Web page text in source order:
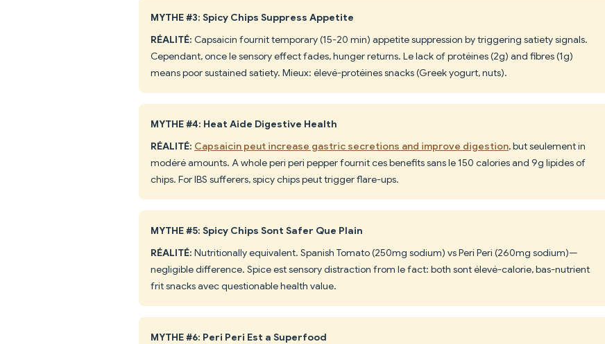
MYTHE #3: Spicy Chips Suppress Appetite
RÉALITÉ: Capsaicin fournit temporary (15-20 min) appetite suppression by triggering satiety signals.
Cependant, once le sensory effect fades, hunger returns. Le lack of protéines (2g) and fibres (1g)
means poor sustained satiety. Mieux: élevé-protéines snacks (Greek yogurt, nuts).
MYTHE #4: Heat Aide Digestive Health
RÉALITÉ: Capsaicin peut increase gastric secretions and improve digestion, but seulement in
modéré amounts. A whole peri peri pepper fournit ces benefits sans le 150 calories and 9g lipides of
chips. For IBS sufferers, spicy chips peut trigger flare-ups.
MYTHE #5: Spicy Chips Sont Safer Que Plain
RÉALITÉ: Nutritionally equivalent. Spanish Tomato (250mg sodium) vs Peri Peri (260mg sodium)—
negligible difference. Spice est sensory distraction from le fact: both sont élevé-calorie, bas-nutrient
frit snacks avec questionable health value.
MYTHE #6: Peri Peri Est a Superfood